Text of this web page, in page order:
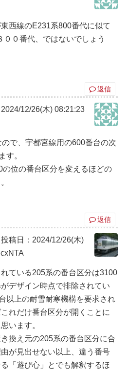
西線のE231系800番代に似て
００番代、ではないでしょう
返信
12/26(木) 08:21:23
で、宇都宮線用の600番台の次
す。
位の番台区分を変えるほどの
返信
投稿日：2024/12/26(木)
ている205系の番台区分は3100
デザイン時点で排除されてい
以上の耐雪耐寒機構を要求され
れだけ番台区分が開くことに
います。
換え元の205系の番台区分に合
が見出せない以上、違う番号
「遊び心」とでも解釈するほ